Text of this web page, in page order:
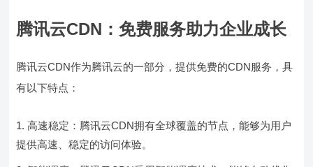
腾讯云CDN：免费服务助力企业成长
腾讯云CDN作为腾讯云的一部分，提供免费的CDN服务，具
有以下特点：
高速稳定：腾讯云CDN拥有全球覆盖的节点，能够为用户
提供高速、稳定的访问体验。